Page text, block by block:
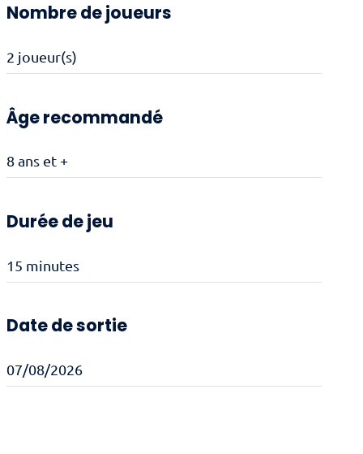
Nombre de joueurs
2 joueur(s)
Âge recommandé
8 ans et +
Durée de jeu
15 minutes
Date de sortie
07/08/2026